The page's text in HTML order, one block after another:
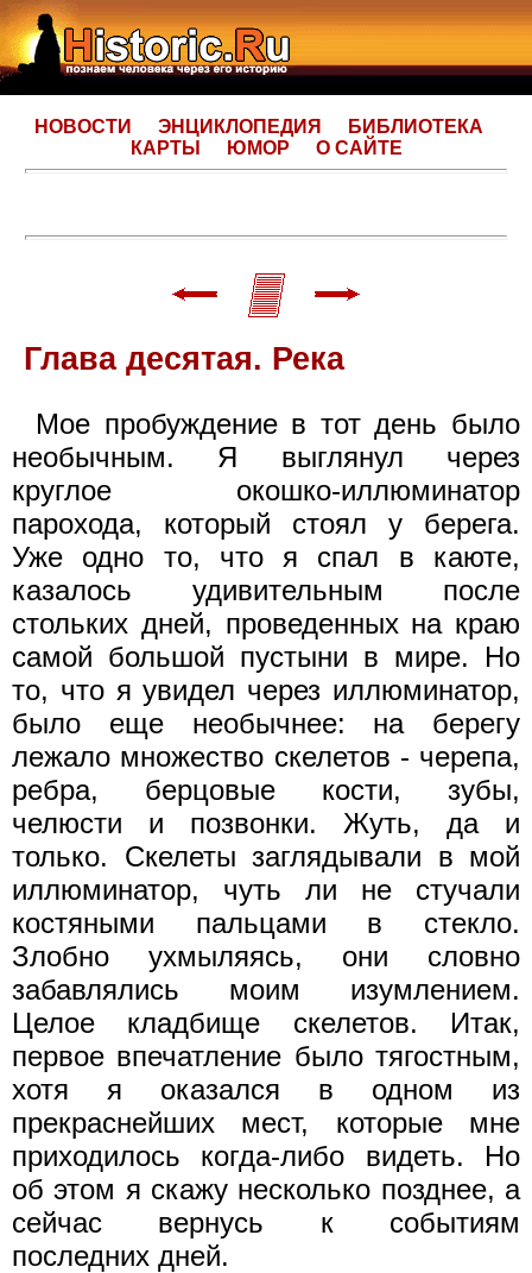
НОВОСТИ ЭНЦИКЛОПЕДИЯ
БИБЛИОТЕКА
КАРТЫ
ЮМОР О САЙТЕ
Глава десятая. Река
Мое пробуждение в тот день было
необычным. Я выглянул через
круглое окошко-иллюминатор
парохода, который стоял у берега.
Уже одно то, что я спал в каюте,
казалось удивительным после
стольких дней, проведенных на краю
самой большой пустыни в мире. Но
то, что я увидел через иллюминатор,
было еще необычнее: на берегу
лежало множество скелетов - черепа,
ребра, берцовые кости, зубы,
челюсти и позвонки. Жуть, да и
только. Скелеты заглядывали в мой
иллюминатор, чуть ли не стучали
костяными пальцами в стекло.
Злобно ухмыляясь, они словно
забавлялись моим изумлением.
Целое кладбище скелетов. Итак,
первое впечатление было тягостным,
хотя я оказался в одном из
прекраснейших мест, которые мне
приходилось когда-либо видеть. Но
об этом я скажу несколько позднее, а
сейчас вернусь к событиям
последних дней.